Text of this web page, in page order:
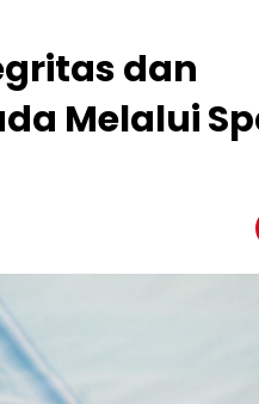
dan
Melalui